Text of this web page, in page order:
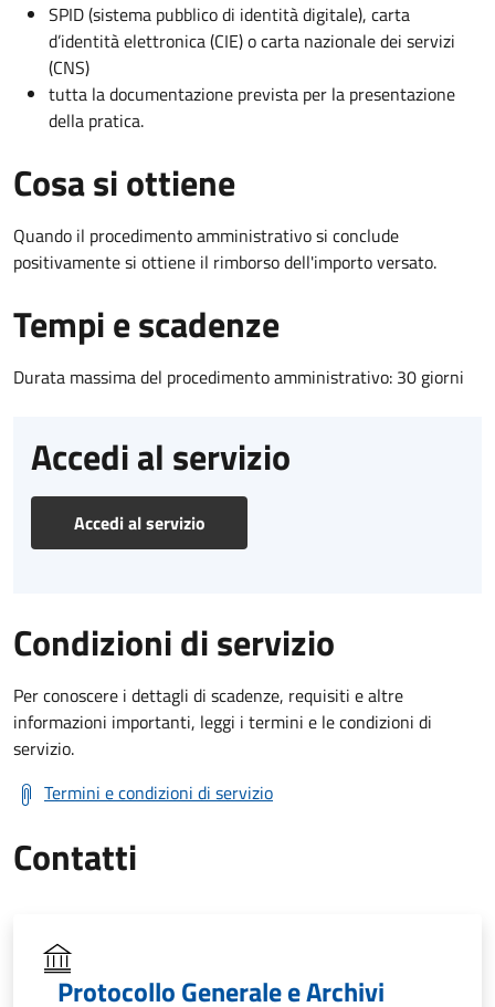
SPID (sistema pubblico di identità digitale), carta
d’identità elettronica (CIE) o carta nazionale dei servizi
(CNS)
tutta la documentazione prevista per la presentazione
della pratica.
Cosa si ottiene
Quando il procedimento amministrativo si conclude
positivamente si ottiene il rimborso dell'importo versato.
Tempi e scadenze
Durata massima del procedimento amministrativo: 30 giorni
Accedi al servizio
Accedi al servizio
Condizioni di servizio
Per conoscere i dettagli di scadenze, requisiti e altre
informazioni importanti, leggi i termini e le condizioni di
servizio.
Termini e condizioni di servizio
Contatti
Protocollo Generale e Archivi